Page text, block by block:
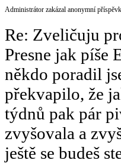
Administrátor zakázal anonymní
Re: Zveličuju
Presne jak píše
někdo poradil
překvapilo, že
týdnů pak pár
zvyšovala a
ještě se budeš